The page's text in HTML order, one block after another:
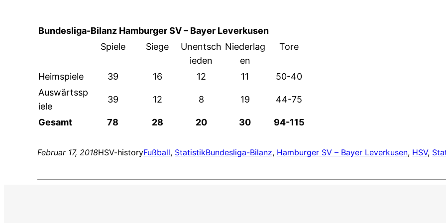
Bundesliga-Bilanz Hamburger SV – Bayer Leverkusen
Spiele
Siege
Unentsch
ieden
Niederlag
en
Tore
Heimspiele 39 16 12 11
50-40
Auswärtssp
iele
39 12 8 19 44-75
Gesamt 78 28 20 30 94-115
Februar 17, 2018HSV-historyFußball, StatistikBundesliga-Bilanz, Hamburger SV – Bayer Leverkusen, HSV,